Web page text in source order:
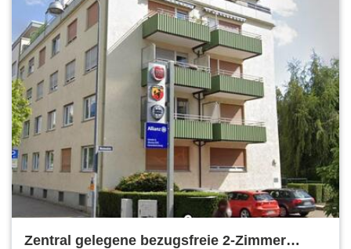
Zentral gelegene bezugsfreie 2-Zimmer